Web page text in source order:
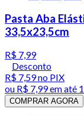
Pasta Aba
33,5x23,5cm
R$ 7,99
Desconto
R$ 7,59no PIX
ou R$ 7,99em até
COMPRAR AGORA